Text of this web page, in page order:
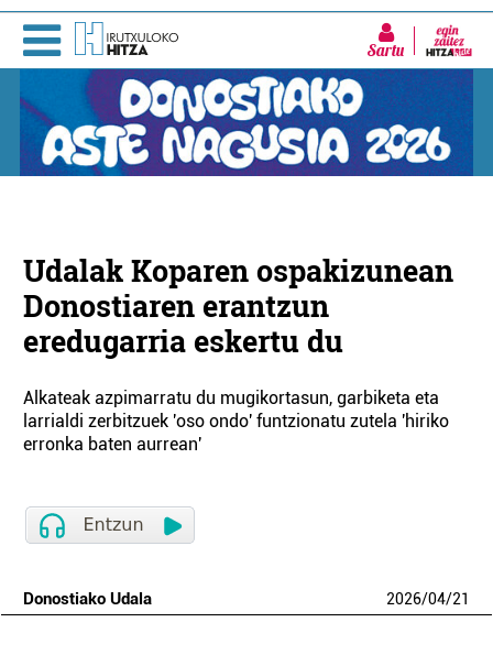
Sartu
Udalak Koparen ospakizunean
Donostiaren erantzun
eredugarria eskertu du
Alkateak azpimarratu du mugikortasun, garbiketa eta
larrialdi zerbitzuek 'oso ondo' funtzionatu zutela 'hiriko
erronka baten aurrean'
Donostiako Udala 2026/04/21